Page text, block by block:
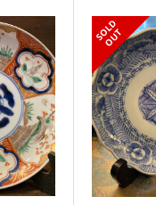
S
O
L
D
O
U
T